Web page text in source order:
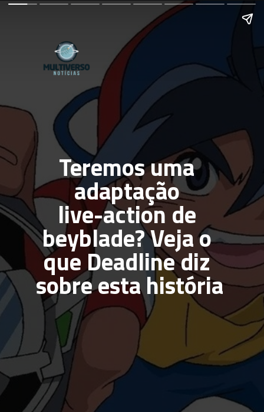
Teremos uma
adaptação
live-action de
beyblade? Veja o
que Deadline diz
sobre esta história